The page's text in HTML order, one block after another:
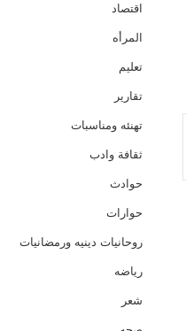
اقتصاد
المرأه
تعليم
تقارير
تهنئه ومناسبات
ثقافة وادب
حوادث
حوارات
روحانيات دينيه ورمضانيات
رياضه
شعر